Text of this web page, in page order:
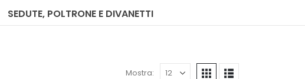
SEDUTE, POLTRONE E DIVANETTI
Mostra: